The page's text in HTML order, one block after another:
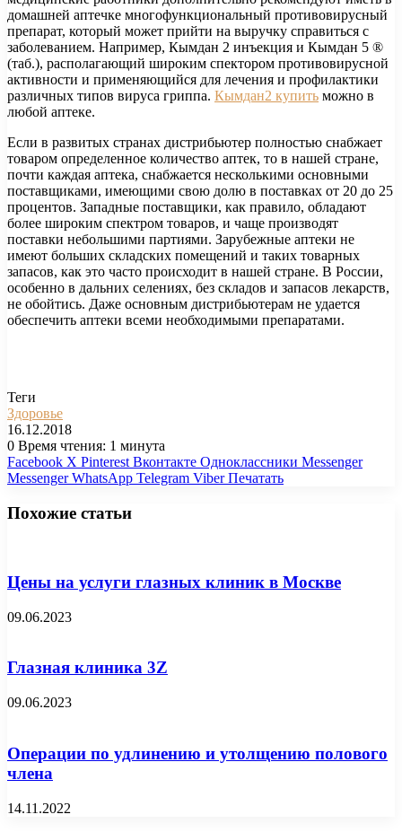
домашней аптечке многофункциональный противовирусный
препарат, который может прийти на выручку справиться с
заболеванием. Например, Кымдан 2 инъекция и Кымдан 5 ®
(таб.), располагающий широким спектором противовирусной
активности и применяющийся для лечения и профилактики
различных типов вируса гриппа. Кымдан2 купить можно в
любой аптеке.
Если в развитых странах дистрибьютер полностью снабжает
товаром определенное количество аптек, то в нашей стране,
почти каждая аптека, снабжается несколькими основными
поставщиками, имеющими свою долю в поставках от 20 до 25
процентов. Западные поставщики, как правило, обладают
более широким спектром товаров, и чаще производят
поставки небольшими партиями. Зарубежные аптеки не
имеют больших складских помещений и таких товарных
запасов, как это часто происходит в нашей стране. В России,
особенно в дальних селениях, без складов и запасов лекарств,
не обойтись. Даже основным дистрибьютерам не удается
обеспечить аптеки всеми необходимыми препаратами.
Теги
Здоровье
16.12.2018
0 Время чтения: 1 минута
Facebook X Pinterest Вконтакте Одноклассники Messenger
Messenger WhatsApp Telegram Viber Печатать
Похожие статьи
Цены на услуги глазных клиник в Москве
09.06.2023
Глазная клиника 3Z
09.06.2023
Операции по удлинению и утолщению полового
члена
14.11.2022